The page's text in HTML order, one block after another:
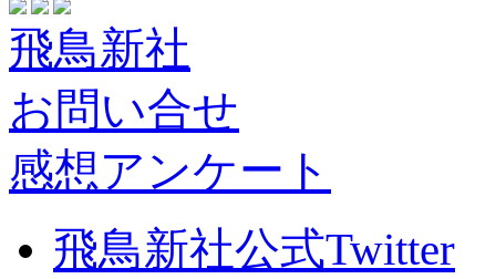
飛鳥新社
お問い合せ
感想アンケート
飛鳥新社公式Twitter